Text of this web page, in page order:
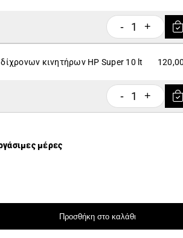
- 1 +
κινητήρων ΗP Super 10 lt
- 1 +
μέρες
Προσθήκη στο καλάθι